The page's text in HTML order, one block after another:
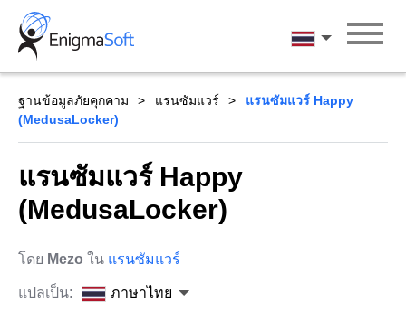
Skip
content
ภาษาไทย
ฐานข้อมูลภัยคุกคาม แรนซัมแวร์
แรนซัมแวร์ Happy
(MedusaLocker)
แรนซัมแวร์ Happy
(MedusaLocker)
โดย Mezo ใน แรนซัมแวร์
แปลเป็น: ภาษาไทย